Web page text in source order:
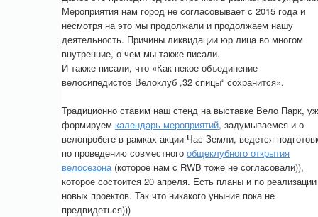
Мероприятия нам город не согласовывает с 2015 года и
несмотря на это мы продолжали и продолжаем нашу
деятельность. Причины ликвидации юр лица во многом
внутренние, о чем мы также писали.
И также писали, что «Как некое объединение
велосипедистов Велоклуб „32 спицы“ сохранится».
Традиционно ставим наш стенд на выставке Вело Парк,
формируем календарь мероприятий, задумываемся и о
велопробеге в рамках акции Час Земли, ведется
по проведению совместного общеклубного открытия
велосезона(которое нам с RWB тоже не согласовали)),
которое состоится 20 апреля. Есть планы и по реализации
новых проектов. Так что никакого уныния пока не
предвидеться)))